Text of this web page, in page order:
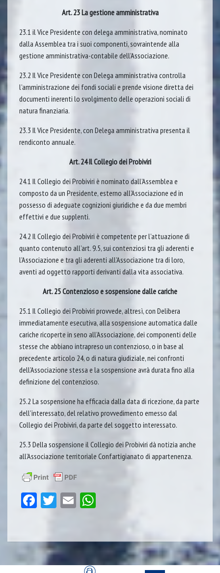
Art. 23 La gestione amministrativa
23.1 il Vice Presidente con delega amministrativa, nominato
dalla Assemblea tra i suoi componenti, sovraintende alla
gestione amministrativa-contabile dell’Associazione.
23.2 Il Vice Presidente con Delega amministrativa controlla
l’amministrazione dei fondi sociali e prende visione diretta dei
documenti inerenti lo svolgimento delle operazioni sociali di
natura finanziaria.
23.3 Il Vice Presidente, con Delega amministrativa presenta il
rendiconto annuale.
Art. 24 Il Collegio dei Probiviri
24.1 Il Collegio dei Probiviri è nominato dall’Assemblea e
composto da un Presidente, esterno all’Associazione ed in
possesso di adeguate cognizioni giuridiche e da due membri
effettivi e due supplenti.
24.2 Il Collegio dei Probiviri è competente per l’attuazione di
quanto contenuto all’art. 9.5, sui contenziosi tra gli aderenti e
l’Associazione e tra gli aderenti all’Associazione tra di loro,
aventi ad oggetto rapporti derivanti dalla vita associativa.
Art. 25 Contenzioso e sospensione dalle cariche
25.1 Il Collegio dei Probiviri provvede, altresì, con Delibera
immediatamente esecutiva, alla sospensione automatica dalle
cariche ricoperte in seno all’Associazione, dei componenti delle
stesse che abbiano intrapreso un contenzioso, o in base al
precedente articolo 24, o di natura giudiziale, nei confronti
dell’Associazione stessa e la sospensione avrà durata fino alla
definizione del contenzioso.
25.2 La sospensione ha efficacia dalla data di ricezione, da parte
dell’interessato, del relativo provvedimento emesso dal
Collegio dei Probiviri, da parte del soggetto interessato.
25.3 Della sospensione il Collegio dei Probiviri dà notizia anche
all’Associazione territoriale Confartigianato di appartenenza.
Facebook
Twitter
Email